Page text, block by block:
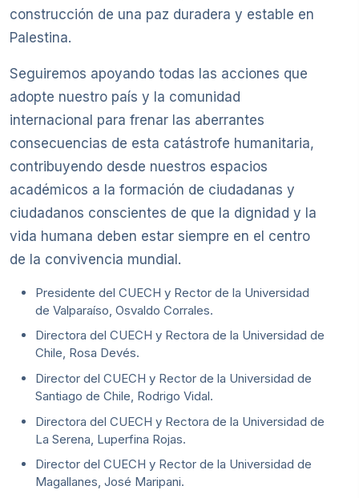
construcción de una paz duradera y estable en
Palestina.
Seguiremos apoyando todas las acciones que
adopte nuestro país y la comunidad
internacional para frenar las aberrantes
consecuencias de esta catástrofe humanitaria,
contribuyendo desde nuestros espacios
académicos a la formación de ciudadanas y
ciudadanos conscientes de que la dignidad y la
vida humana deben estar siempre en el centro
de la convivencia mundial.
Presidente del CUECH y Rector de la Universidad
de Valparaíso, Osvaldo Corrales.
Directora del CUECH y Rectora de la Universidad de
Chile, Rosa Devés.
Director del CUECH y Rector de la Universidad de
Santiago de Chile, Rodrigo Vidal.
Directora del CUECH y Rectora de la Universidad de
La Serena, Luperfina Rojas.
Director del CUECH y Rector de la Universidad de
Magallanes, José Maripani.